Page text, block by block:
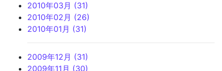
2010年03月 (31)
2010年02月 (26)
2010年01月 (31)
2009年12月 (31)
2009年11月 (30)